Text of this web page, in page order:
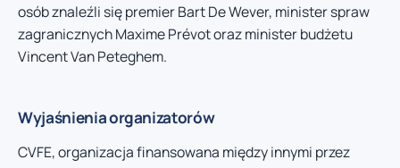
osób znaleźli się premier Bart De Wever, minister spraw
zagranicznych Maxime Prévot oraz minister budżetu
Vincent Van Peteghem.
Wyjaśnienia organizatorów
CVFE, organizacja finansowana między innymi przez